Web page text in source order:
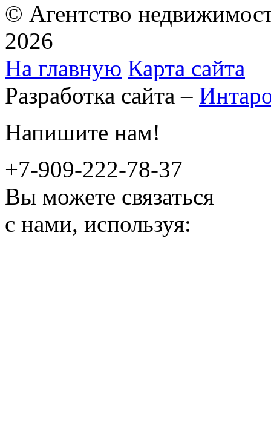
© Агентство
2026
На главную Карта сайта
Разработка сайта –
Напишите нам!
+7-909-222-78-37
Вы можете связаться
с нами, используя: